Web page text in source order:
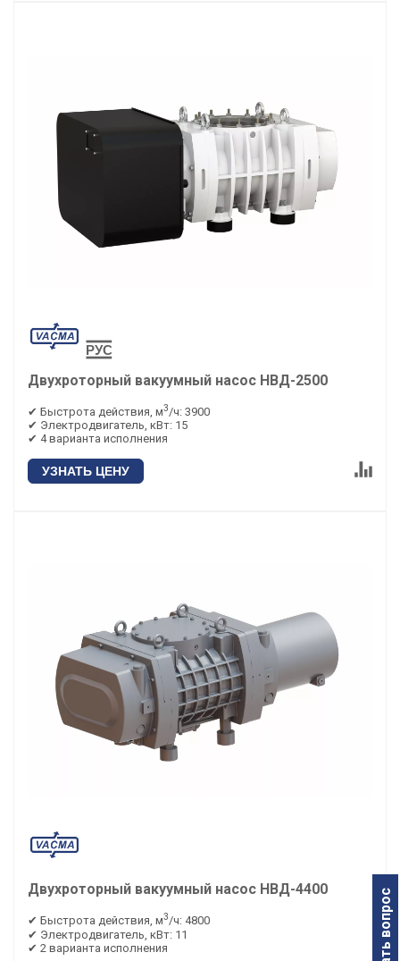
Задать вопрос
Двухроторный вакуумный насос НВД-2500
✔ Быстрота действия, м3/ч: 3900
✔ Электродвигатель, кВт: 15
✔ 4 варианта исполнения
УЗНАТЬ ЦЕНУ
Двухроторный вакуумный насос НВД-4400
✔ Быстрота действия, м3/ч: 4800
✔ Электродвигатель, кВт: 11
✔ 2 варианта исполнения